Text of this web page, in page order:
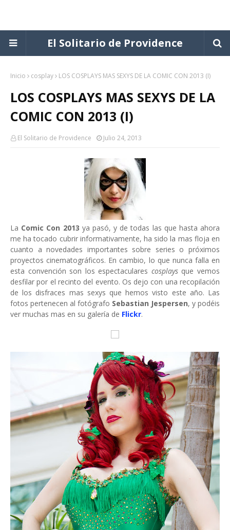
El Solitario de Providence
Inicio cosplay LOS COSPLAYS MAS SEXYS DE LA COMIC CON 2013 (I)
LOS COSPLAYS MAS SEXYS DE LA
COMIC CON 2013 (I)
El Solitario de Providence Julio 24, 2013
La Comic Con 2013 ya pasó, y de todas las que hasta ahora
me ha tocado cubrir informativamente, ha sido la mas floja en
cuanto a novedades importantes sobre series o próximos
proyectos cinematográficos. En cambio, lo que nunca falla en
esta convención son los espectaculares cosplays que vemos
desfilar por el recinto del evento. Os dejo con una recopilación
de los disfraces mas sexys que hemos visto este año. Las
fotos pertenecen al fotógrafo Sebastian Jespersen, y podéis
ver muchas mas en su galería de Flickr.